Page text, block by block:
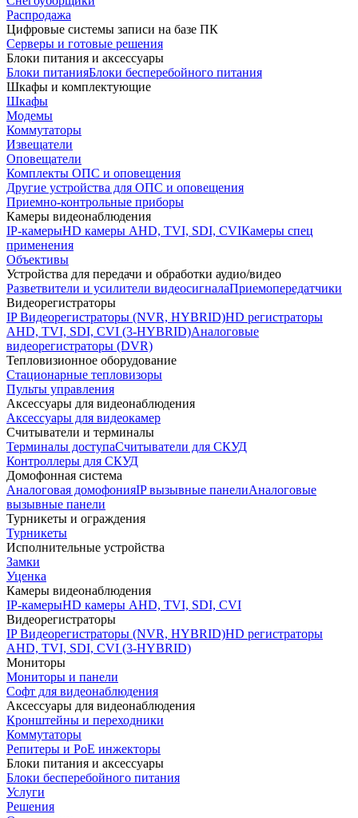
Распродажа
Цифровые системы записи на базе ПК
Серверы и готовые решения
Блоки питания и аксессуары
Блоки питанияБлоки бесперебойного питания
Шкафы и комплектующие
Шкафы
Модемы
Коммутаторы
Извещатели
Оповещатели
Комплекты ОПС и оповещения
Другие устройства для ОПС и оповещения
Приемно-контрольные приборы
Камеры видеонаблюдения
IP-камерыHD камеры AHD, TVI, SDI, CVIКамеры спец
применения
Объективы
Устройства для передачи и обработки аудио/видео
Разветвители и усилители видеосигналаПриемопередатчики
Видеорегистраторы
IP Видеорегистраторы (NVR, HYBRID)HD регистраторы
AHD, TVI, SDI, CVI (3-HYBRID)Аналоговые
видеорегистраторы (DVR)
Тепловизионное оборудование
Стационарные тепловизоры
Пульты управления
Аксессуары для видеонаблюдения
Аксессуары для видеокамер
Считыватели и терминалы
Терминалы доступаСчитыватели для СКУД
Контроллеры для СКУД
Домофонная система
Аналоговая домофонияIP вызывные панелиАналоговые
вызывные панели
Турникеты и ограждения
Турникеты
Исполнительные устройства
Замки
Уценка
Камеры видеонаблюдения
IP-камерыHD камеры AHD, TVI, SDI, CVI
Видеорегистраторы
IP Видеорегистраторы (NVR, HYBRID)HD регистраторы
AHD, TVI, SDI, CVI (3-HYBRID)
Мониторы
Мониторы и панели
Софт для видеонаблюдения
Аксессуары для видеонаблюдения
Кронштейны и переходники
Коммутаторы
Репитеры и PoE инжекторы
Блоки питания и аксессуары
Блоки бесперебойного питания
Услуги
Решения